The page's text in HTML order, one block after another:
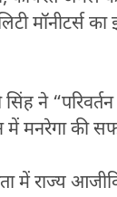
मॉनीटर्स
सिंह ने
में मनरेगा की
में राज्य